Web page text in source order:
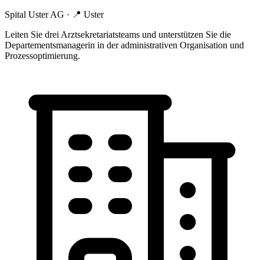
Spital Uster AG · 📍 Uster
Leiten Sie drei Arztsekretariatsteams und unterstützen Sie die
Departementsmanagerin in der administrativen Organisation und
Prozessoptimierung.